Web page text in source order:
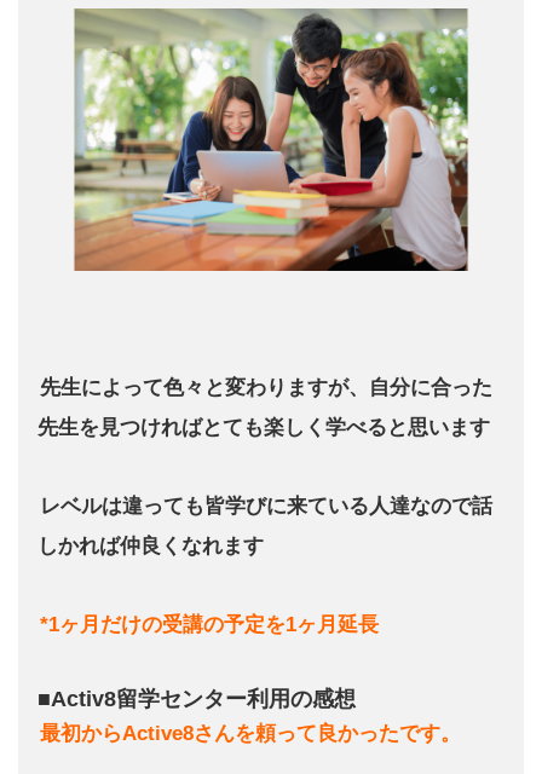
先生によって色々と変わりますが、自分に合った
先生を見つければとても楽しく学べると思います
レベルは違っても皆学びに来ている人達なので話
しかれば仲良くなれます
*1ヶ月だけの受講の予定を1ヶ月延長
■Activ8留学センター利用の感想
最初からActive8さんを頼って良かったです。